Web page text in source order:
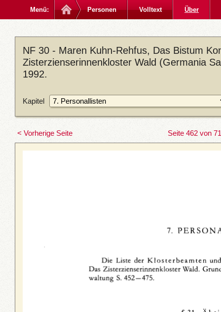
Menü: Personen Volltext Über
NF 30 - Maren Kuhn-Rehfus, Das Bistum
Zisterzienserinnenkloster Wald (Germania
1992.
Kapitel
< Vorherige Seite Seite 462 von